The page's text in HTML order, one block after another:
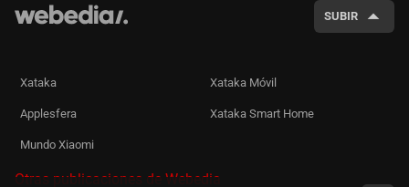
SUBIR
Xataka Xataka Móvil
Applesfera Xataka Smart Home
Mundo Xiaomi
Otras publicaciones de Webedia